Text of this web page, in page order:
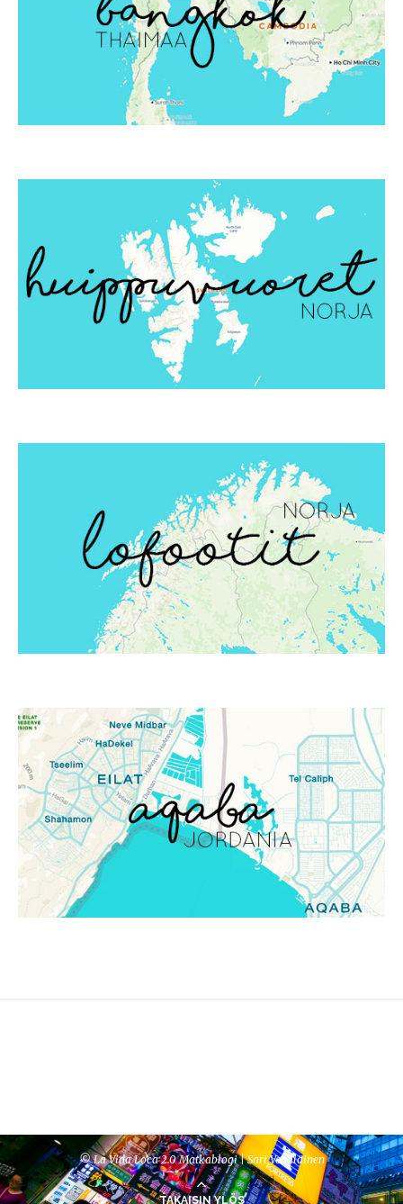
© La Vida Loca 2.0 Matkablogi | Sari Venäläinen
TAKAISIN YLÖS